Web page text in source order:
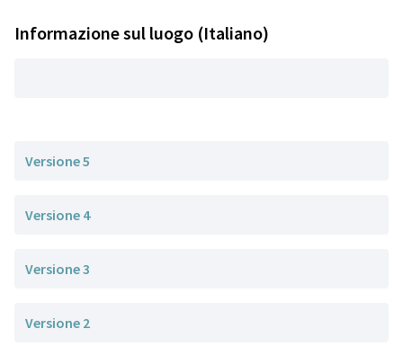
Informazione sul luogo (Italiano)
Versione 5
Versione 4
Versione 3
Versione 2